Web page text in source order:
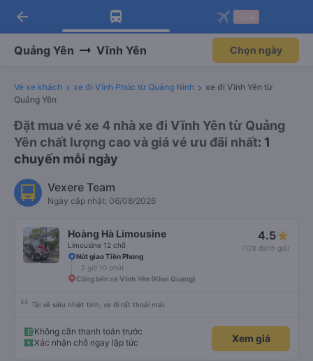
Tải app Vexere ngay!
Nhận ưu đãi thành viên độc
Mở app
Tải app Vexere
-30k/ghế khi đặt vé máy bay qua
Mở app
arrow_back
Quảng Yên Vĩnh Yên Chọn ngày
Vé xe khách xe đi Vĩnh Phúc từ Quảng Ninh
xe đi Vĩnh Yên từ
Quảng Yên
Đặt mua vé xe 4 nhà xe đi Vĩnh Yên từ Quảng
Yên chất lượng cao và giá vé ưu đãi nhất: 1
chuyến mỗi ngày
Vexere Team
Ngày cập nhật: 06/08/2026
Hoàng Hà Limousine
Limousine 12 chỗ
4.5
(128 đánh giá)
Nút giao Tiền Phong
2 giờ 10 phút
Cổng bến xe Vĩnh Yên (Khai Quang)
Tài xế siêu nhiệt tình, xe đi rất thoải mái.
Không cần thanh toán trước
Xác nhận chỗ ngay lập tức
Xem giá